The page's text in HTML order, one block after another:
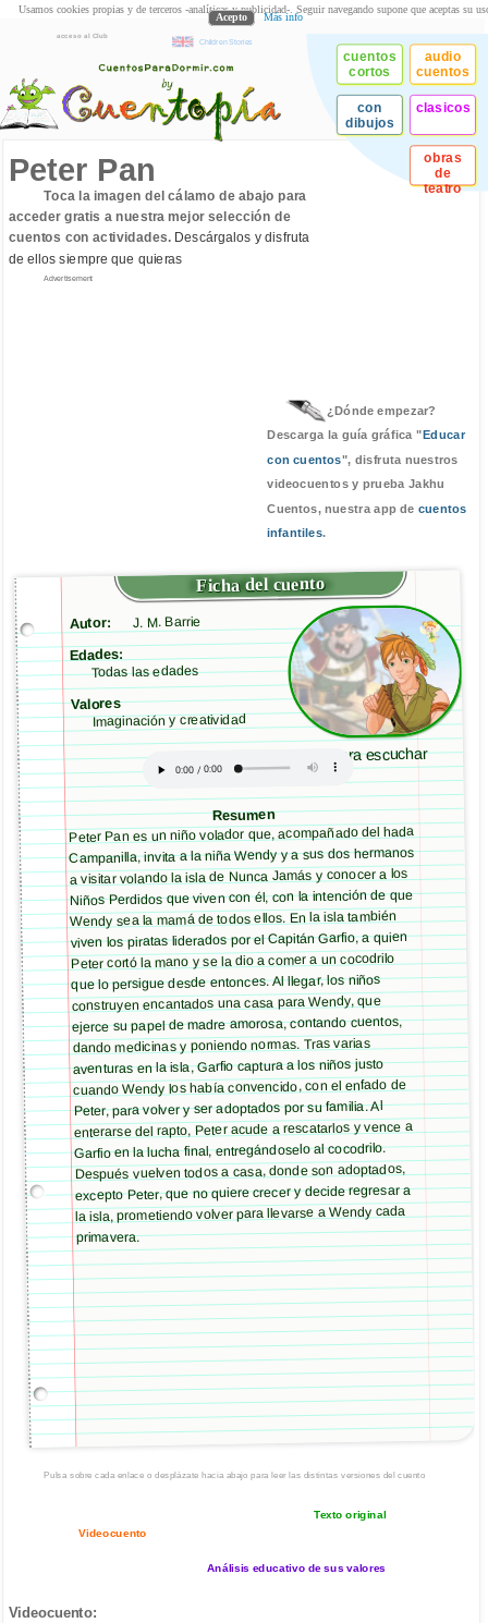
acceso al Club
Children Stories
cuentos
cortos
audio
cuentos
con
dibujos
clasicos
obras
de
teatro
Peter Pan
Toca la imagen del cálamo de abajo para
acceder gratis a nuestra mejor selección de
cuentos con actividades.Descárgalos y disfruta
de ellos siempre que quieras
Advertisement
¿Dónde empezar?
Descarga la guía gráfica "Educar
con cuentos", disfruta nuestros
videocuentos y prueba Jakhu
Cuentos, nuestra app de cuentos
infantiles.
Ficha del cuento
Autor: J. M. Barrie
Edades:
Todas las edades
Valores
Imaginación y creatividad
Click para escuchar
Resumen
Peter Pan es un niño volador que, acompañado del hada
Campanilla, invita a la niña Wendy y a sus dos hermanos
a visitar volando la isla de Nunca Jamás y conocer a los
Niños Perdidos que viven con él, con la intención de que
Wendy sea la mamá de todos ellos. En la isla también
viven los piratas liderados por el Capitán Garfio, a quien
Peter cortó la mano y se la dio a comer a un cocodrilo
que lo persigue desde entonces. Al llegar, los niños
construyen encantados una casa para Wendy, que
ejerce su papel de madre amorosa, contando cuentos,
dando medicinas y poniendo normas. Tras varias
aventuras en la isla, Garfio captura a los niños justo
cuando Wendy los había convencido, con el enfado de
Peter, para volver y ser adoptados por su familia. Al
enterarse del rapto, Peter acude a rescatarlos y vence a
Garfio en la lucha final, entregándoselo al cocodrilo.
Después vuelven todos a casa, donde son adoptados,
excepto Peter, que no quiere crecer y decide regresar a
la isla, prometiendo volver para llevarse a Wendy cada
primavera.
Pulsa sobre cada enlace o desplázate hacia abajo para leer las distintas versiones del cuento
Texto original
Videocuento
Análisis educativo de sus valores
Videocuento:
Usamos cookies propias y de terceros -analíticas y publicidad-. Seguir navegando supone que aceptas su
Acepto Más info